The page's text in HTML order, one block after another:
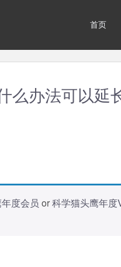
首页
么办法可以延
度会员 or科学猫头鹰年度